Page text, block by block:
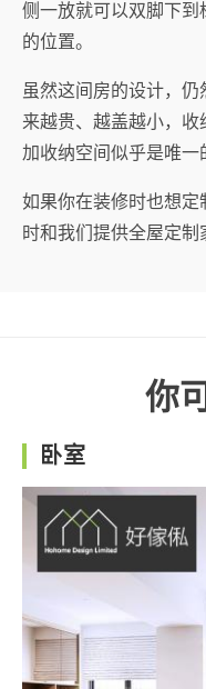
侧一放就可以双脚下
的位置。
虽然这间房的设计，
来越贵、越盖越小，
加收纳空间似乎是唯一
如果你在装修时也想
时和我们提供全屋定制
你
卧室